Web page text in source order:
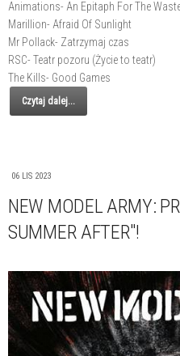
Animations- An Epitaph For The
Marillion- Afraid Of Sunlight
Mr Pollack- Zatrzymaj czas
RSC- Teatr pozoru (Życie to teatr)
The Kills- Good Games
Czytaj dalej...
06 LIS 2023
NEW MODEL ARMY:
SUMMER AFTER"!